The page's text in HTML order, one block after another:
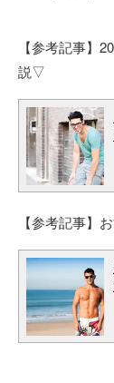
【参考記事】
説▽
【参考記事】